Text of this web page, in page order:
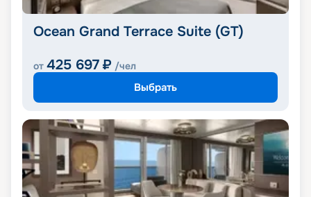
Ocean Grand Terrace Suite (GT)
от 425 697 ₽ /чел
Выбрать